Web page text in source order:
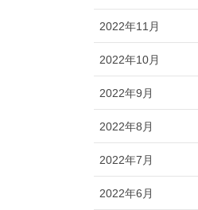
2022年11月
2022年10月
2022年9月
2022年8月
2022年7月
2022年6月